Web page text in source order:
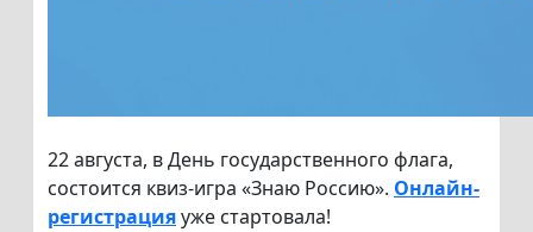
22 августа, в День государственного флага,
состоится квиз-игра «Знаю Россию». Онлайн-
регистрацияуже стартовала!